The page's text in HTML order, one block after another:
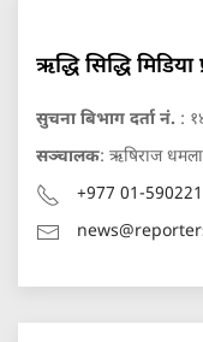
ऋद्धि सिद्धि मिडिया
सुचना बिभाग दर्ता नं. :
सञ्चालक: ऋषिराज धमला
+977 01-